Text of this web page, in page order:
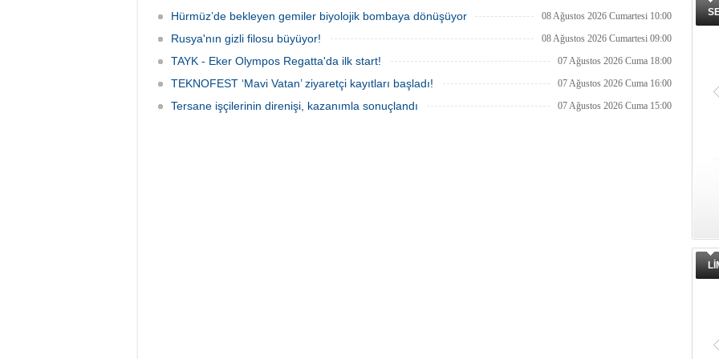
Hürmüz’de bekleyen gemiler biyolojik bombaya dönüşüyor 08 Ağustos 2026 Cumartesi 10:00
Rusya'nın gizli filosu büyüyor! 08 Ağustos 2026 Cumartesi 09:00
TAYK - Eker Olympos Regatta'da ilk start! 07 Ağustos 2026 Cuma 18:00
TEKNOFEST ‘Mavi Vatan’ ziyaretçi kayıtları başladı! 07 Ağustos 2026 Cuma 16:00
Tersane işçilerinin direnişi, kazanımla sonuçlandı 07 Ağustos 2026 Cuma 15:00